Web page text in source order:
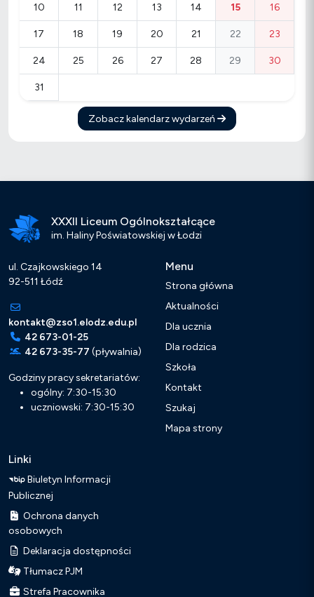
10 11 12 13 14 15 16
17 18 19 20 21 22 23
24 25 26 27 28 29 30
31
Zobacz kalendarz wydarzeń
XXXII Liceum Ogólnokształcące
im. Haliny Poświatowskiej w Łodzi
ul. Czajkowskiego 14
92-511 Łódź
kontakt@zso1.elodz.edu.pl
42 673-01-25
42 673-35-77 (pływalnia)
Godziny pracy sekretariatów:
ogólny: 7:30-15:30
uczniowski: 7:30-15:30
Menu
Strona główna
Aktualności
Dla ucznia
Dla rodzica
Szkoła
Kontakt
Szukaj
Mapa strony
Linki
Biuletyn Informacji
Publicznej
Ochrona danych
osobowych
Deklaracja dostępności
Tłumacz PJM
Strefa Pracownika